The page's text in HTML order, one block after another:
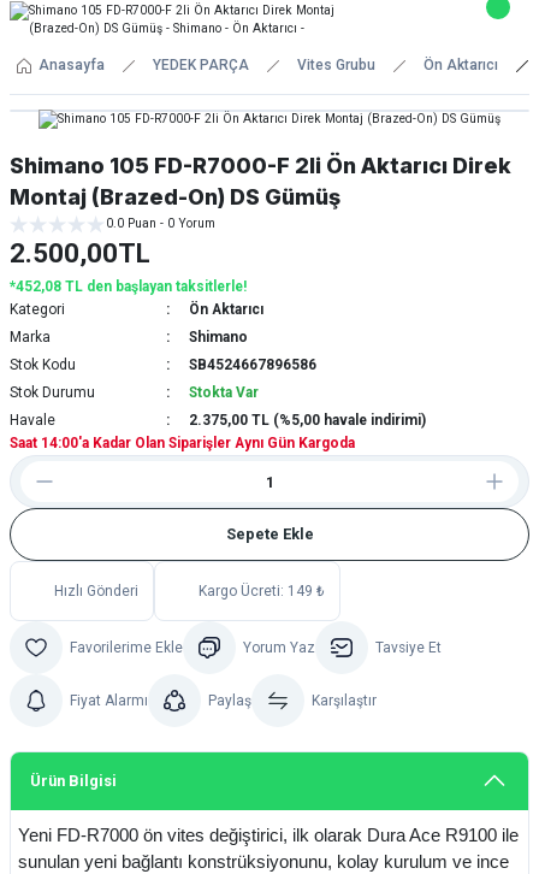
Anasayfa YEDEK PARÇA Vites Grubu Ön Aktarıcı
Shimano 105 FD-R7000-F 2li Ön Aktarıcı Direk
Montaj (Brazed-On) DS Gümüş
0.0 Puan - 0 Yorum
2.500,00TL
*452,08 TL den başlayan taksitlerle!
Kategori
Ön Aktarıcı
Marka
Shimano
Stok Kodu
SB4524667896586
Stok Durumu
Stokta Var
Havale
2.375,00 TL (%5,00 havale indirimi)
Saat 14:00'a Kadar Olan Siparişler Aynı Gün Kargoda
Sepete Ekle
Hızlı Gönderi Kargo Ücreti: 149 ₺
Yorum Yaz Tavsiye Et
Fiyat Alarmı Paylaş Karşılaştır
Ürün Bilgisi
Yeni FD-R7000 ön vites değiştirici, ilk olarak Dura Ace R9100 ile
sunulan yeni bağlantı konstrüksiyonunu, kolay kurulum ve ince